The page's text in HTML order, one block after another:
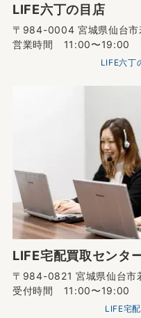
LIFE六丁の目店
〒984-0004 宮城県仙台
営業時間 11:00〜19:00
LIFE六丁
LIFE宅配買取センタ
〒984-0821 宮城県仙台市
受付時間 11:00〜19:00
LIFE宅